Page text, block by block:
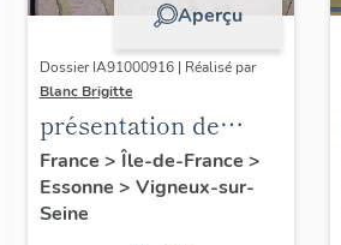
Aperçu
Dossier IA91000916 | Réalisé par
Blanc Brigitte
présentation de
l'étude du
patrimoine de
Vigneux-sur-Seine
France > Île-de-France >
Essonne > Vigneux-sur-
Seine